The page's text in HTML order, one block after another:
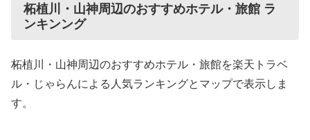
柘植川・山神周辺のおすすめホテル・旅館 ラ
ンキンング
柘植川・山神周辺のおすすめホテル・旅館を楽天トラベ
ル・じゃらんによる人気ランキングとマップで表示しま
す。